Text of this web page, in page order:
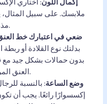
ملابسك. على سبيل المثال،
مذهلاً مع المجوهرات الذهبية أو الفضية.
ضعي في اعتبارك خط
بدلتك نوع القلادة أو
بدون حمالات بشكل جيد
العنق المرتفع أقراطًا مرصعة أو سلسلة رقيقة.
وضع الساعة: بالنسبة
إكسسوارًا رائعًا. يجب أن